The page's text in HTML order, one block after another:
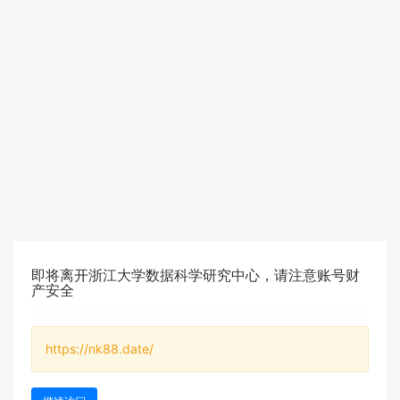
即将离开浙江大学数据科学研究中心，请注意账号财
产安全
https://nk88.date/